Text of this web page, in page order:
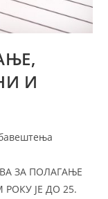
И
ЗА ПОЛАГАЊE
ЈЕ ДО 25.